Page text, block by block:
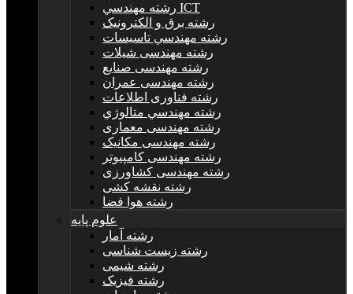
رشته مهندسي ICT
رشته برق و الکترونيک
رشته مهندسي تاسيسات
رشته مهندسی شیلات
رشته مهندسی صنایع
رشته مهندسی عمران
رشته فناوری اطلاعات
رشته مهندسي متالوژي
رشته مهندسی معماری
رشته مهندسی مکانیک
رشته مهندسی کامپیوتر
رشته مهندسی کشاورزی
رشته نقشه کشی
رشته هوا فضا
علوم پایه
رشته آمار
رشته زیست شناسی
رشته شیمی
رشته فیزیک